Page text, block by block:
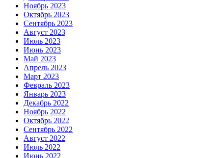
Ноябрь 2023
Октябрь 2023
Сентябрь 2023
Август 2023
Июль 2023
Июнь 2023
Май 2023
Апрель 2023
Март 2023
Февраль 2023
Январь 2023
Декабрь 2022
Ноябрь 2022
Октябрь 2022
Сентябрь 2022
Август 2022
Июль 2022
Июнь 2022